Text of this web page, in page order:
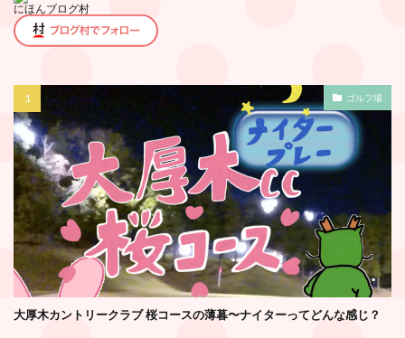
にほんブログ村
ゴルフ場
大厚木カントリークラブ 桜コースの薄暮〜ナイターってどんな感じ？